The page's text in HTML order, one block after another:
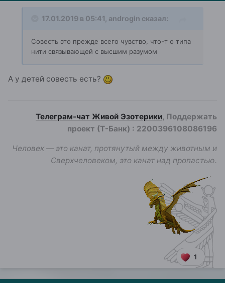
17.01.2019 в 05:41, androgin сказал:
Совесть это прежде всего чувство, что-т о типа
нити связывающей с высшим разумом
А у детей совесть есть?
1
Телеграм-чат Живой Эзотерики, Поддержать
проект (Т-Банк) : 2200396108086196
Человек — это канат, протянутый между животным и
Сверхчеловеком, это канат над пропастью.